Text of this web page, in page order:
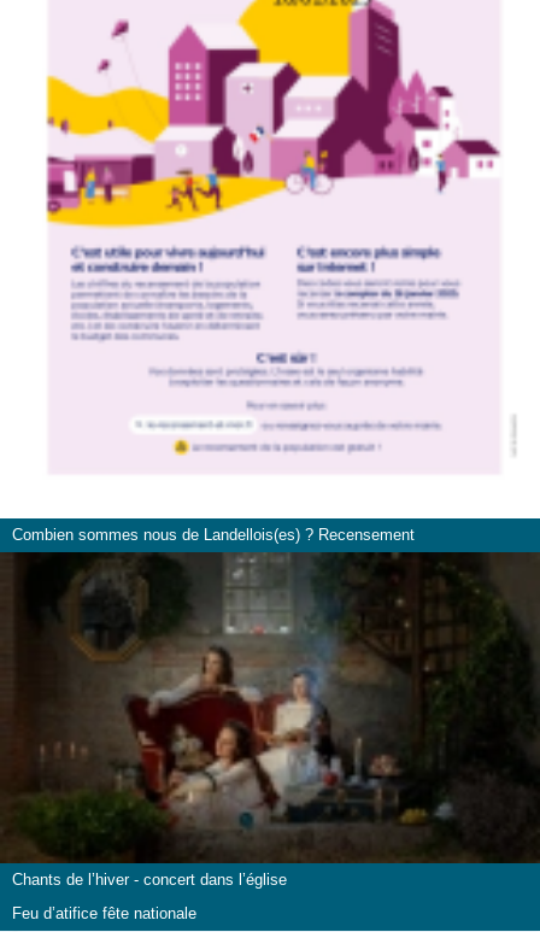
Combien sommes nous de Landellois(es) ? Recensement
Chants de l’hiver - concert dans l’église
Feu d’atifice fête nationale